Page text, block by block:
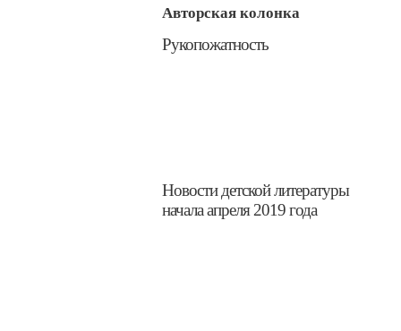
Авторская колонка
​Рукопожатность
Новости детской литературы
начала апреля 2019 года